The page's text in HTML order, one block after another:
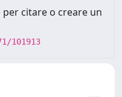
citare o creare un
101913